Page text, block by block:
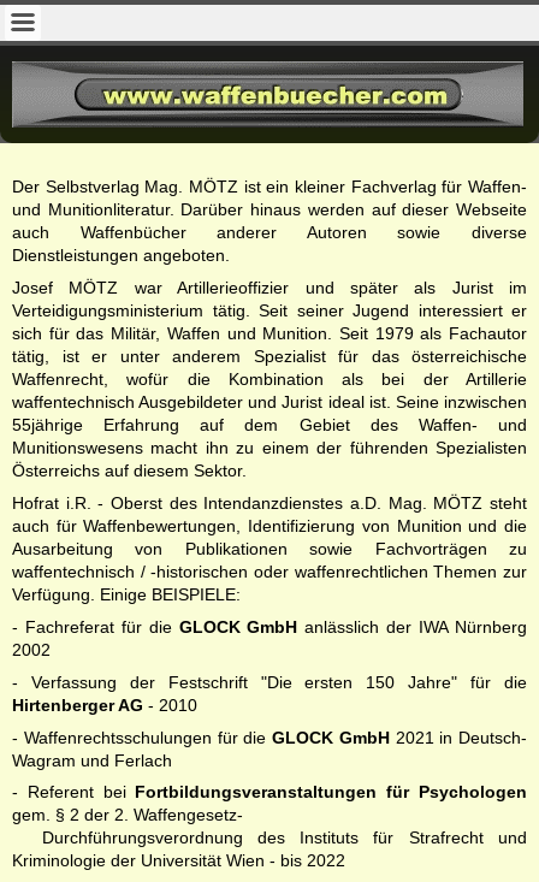
Der Selbstverlag Mag. MÖTZ ist ein kleiner Fachverlag für Waffen-
und Munitionliteratur. Darüber hinaus werden auf dieser Webseite
auch Waffenbücher anderer Autoren sowie diverse
Dienstleistungen angeboten.
Josef MÖTZ war Artillerieoffizier und später als Jurist im
Verteidigungsministerium tätig. Seit seiner Jugend interessiert er
sich für das Militär, Waffen und Munition. Seit 1979 als Fachautor
tätig, ist er unter anderem Spezialist für das österreichische
Waffenrecht, wofür die Kombination als bei der Artillerie
waffentechnisch Ausgebildeter und Jurist ideal ist. Seine inzwischen
55jährige Erfahrung auf dem Gebiet des Waffen- und
Munitionswesens macht ihn zu einem der führenden Spezialisten
Österreichs auf diesem Sektor.
Hofrat i.R. - Oberst des Intendanzdienstes a.D. Mag. MÖTZ steht
auch für Waffenbewertungen, Identifizierung von Munition und die
Ausarbeitung von Publikationen sowie Fachvorträgen zu
waffentechnisch / -historischen oder waffenrechtlichen Themen zur
Verfügung. Einige BEISPIELE:
- Fachreferat für die GLOCK GmbH anlässlich der IWA Nürnberg
2002
- Verfassung der Festschrift "Die ersten 150 Jahre" für die
Hirtenberger AG - 2010
- Waffenrechtsschulungen für die GLOCK GmbH2021 in Deutsch-
Wagram und Ferlach
- Referent bei Fortbildungsveranstaltungen für Psychologen
gem. § 2 der 2. Waffengesetz-
Durchführungsverordnung des Instituts für Strafrecht und
Kriminologie der Universität Wien - bis 2022